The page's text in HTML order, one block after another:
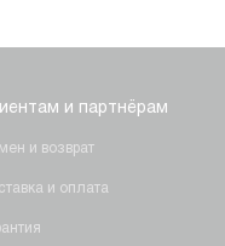
и партнёрам
и возврат
и оплата